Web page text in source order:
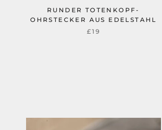
RUNDER TOTENKOPF-
OHRSTECKER AUS EDELSTAHL
£19